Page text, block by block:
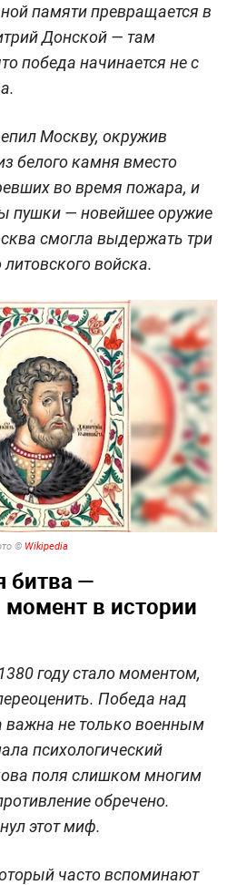
памяти превращается в
Донской — там
победа начинается не с
Москву, окружив
белого камня вместо
во время пожара, и
пушки — новейшее оружие
смогла выдержать три
войска.
©Wikipedia
битва —
в истории
году стало моментом,
Победа над
не только военным
психологический
поля слишком многим
обречено.
этот миф.
часто вспоминают